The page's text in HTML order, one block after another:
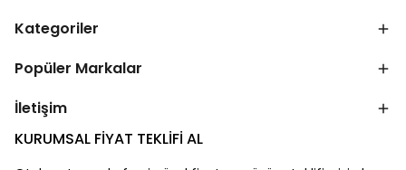
Kategoriler
Popüler Markalar
İletişim
KURUMSAL FİYAT TEKLİFİ AL